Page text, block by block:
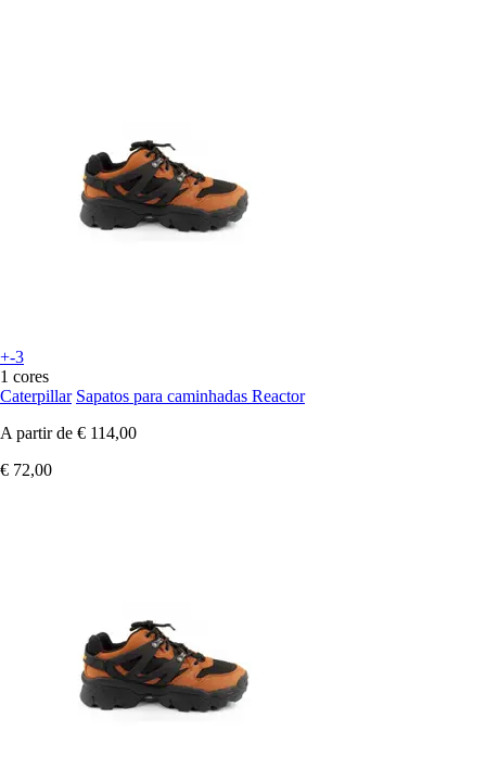
+-3
1 cores
Caterpillar Sapatos para caminhadas Reactor
A partir de € 114,00
€ 72,00